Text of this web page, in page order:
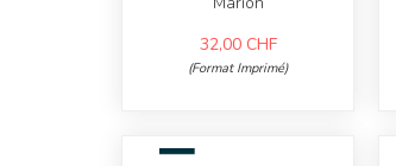
32,00 CHF
(Format Imprimé)